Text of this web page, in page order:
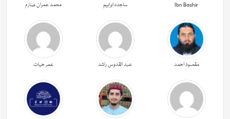
Ibn Bashir ساجدہ ابراہیم محمد عمران صارم
مقصود احمد عبد القدوس راشد عمر حیات